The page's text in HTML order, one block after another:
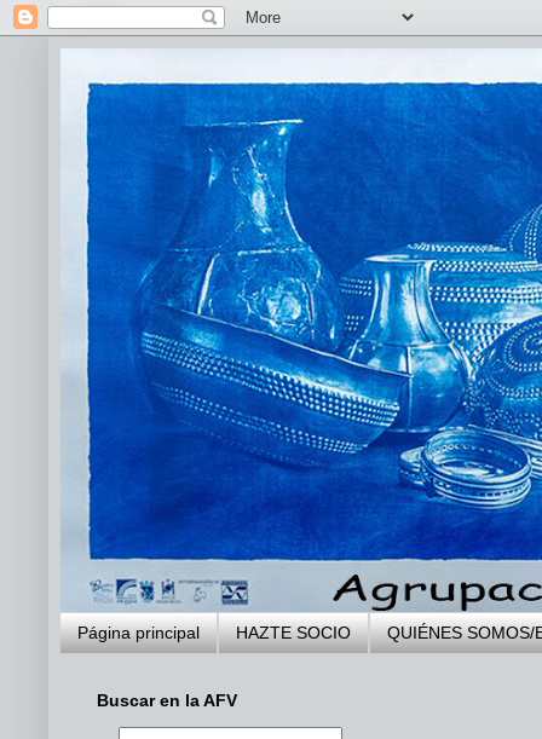
Página principal HAZTE SOCIO QUIÉNES SOMOS/
Buscar en la AFV